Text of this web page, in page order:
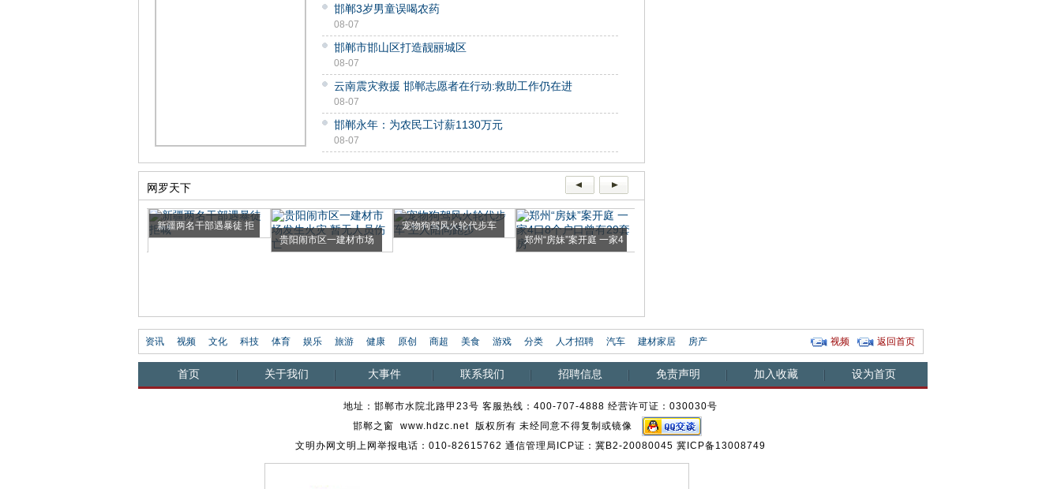
邯郸3岁男童误喝农药
08-07
邯郸市邯山区打造靓丽城区
08-07
云南震灾救援 邯郸志愿者在行动:救助工作仍在进
08-07
邯郸永年：为农民工讨薪1130万元
08-07
网罗天下
新疆两名干部遇暴徒 拒
贵阳闹市区一建材市场
宠物狗驾风火轮代步车
郑州“房妹”案开庭 一家4
资讯 视频 文化 科技 体育 娱乐 旅游 健康 原创 商超 美食 游戏 分类 人才招聘 汽车 建材家居 房产 返回首页
视频
首页 关于我们 大事件 联系我们 招聘信息 免责声明 加入收藏 设为首页
地址：邯郸市水院北路甲23号 客服热线：400-707-4888 经营许可证：030030号
邯郸之窗 www.hdzc.net 版权所有 未经同意不得复制或镜像
文明办网文明上网举报电话：010-82615762 通信管理局ICP证：冀B2-20080045 冀ICP备13008749